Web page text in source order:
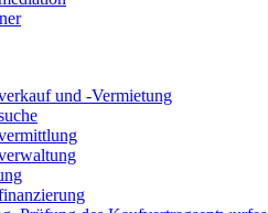
und -Vermietung